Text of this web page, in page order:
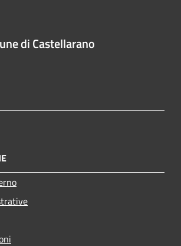
di Castellarano